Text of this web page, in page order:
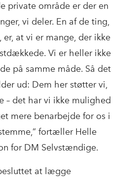
private område er der en
vi deler. En af de ting,
at vi er mange, der ikke
Vi er heller ikke
på samme måde. Så det
ud: Dem her støtter vi,
– det har vi ikke mulighed
mere benarbejde for os i
fortæller Helle
for DM Selvstændige.
at lægge